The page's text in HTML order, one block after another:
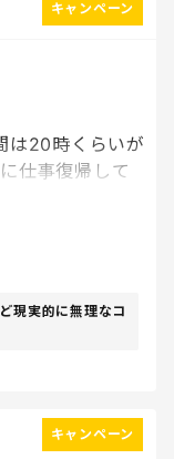
キャンペーン
は20時くらいが
仕事復帰して
です…。職場
現実的に無理なコ
キャンペーン